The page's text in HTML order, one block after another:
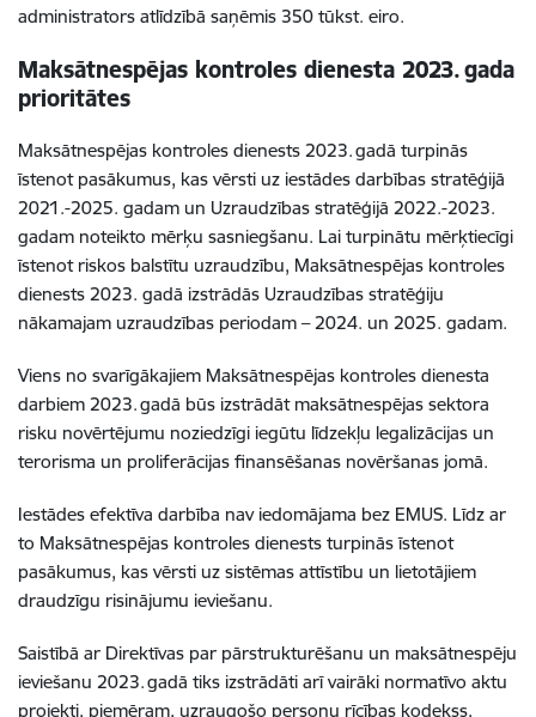
administrators atlīdzībā saņēmis 350 tūkst. eiro.
Maksātnespējas kontroles dienesta 2023. gada
prioritātes
Maksātnespējas kontroles dienests 2023. gadā turpinās
īstenot pasākumus, kas vērsti uz iestādes darbības stratēģijā
2021.-2025. gadam un Uzraudzības stratēģijā 2022.-2023.
gadam noteikto mērķu sasniegšanu. Lai turpinātu mērķtiecīgi
īstenot riskos balstītu uzraudzību, Maksātnespējas kontroles
dienests 2023. gadā izstrādās Uzraudzības stratēģiju
nākamajam uzraudzības periodam – 2024. un 2025. gadam.
Viens no svarīgākajiem Maksātnespējas kontroles dienesta
darbiem 2023. gadā būs izstrādāt maksātnespējas sektora
risku novērtējumu noziedzīgi iegūtu līdzekļu legalizācijas un
terorisma un proliferācijas finansēšanas novēršanas jomā.
Iestādes efektīva darbība nav iedomājama bez EMUS. Līdz ar
to Maksātnespējas kontroles dienests turpinās īstenot
pasākumus, kas vērsti uz sistēmas attīstību un lietotājiem
draudzīgu risinājumu ieviešanu.
Saistībā ar Direktīvas par pārstrukturēšanu un maksātnespēju
ieviešanu 2023. gadā tiks izstrādāti arī vairāki normatīvo aktu
projekti, piemēram, uzraugošo personu rīcības kodekss,